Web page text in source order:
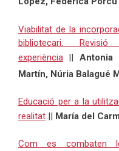
Viabilitat de la
bibliotecari.
experiència ||
Antonia
Martín, Núria Balagué
Educació per a la
realitat || María del
Com es combaten